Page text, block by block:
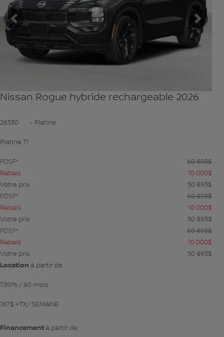
Précédent
Nissan Rogue hybride rechargeable 2026
26530 – Platine
Platine TI
PDSF* 60 893$
Rabais
10 000$
Votre prix
50 893$
PDSF*
60 893$
Rabais
10 000$
Votre prix
50 893$
PDSF*
60 893$
Rabais
10 000$
Votre prix
50 893$
Location à partir de
7,90% / 60 mois
167$ +TX/ SEMAINE
Financement à partir de